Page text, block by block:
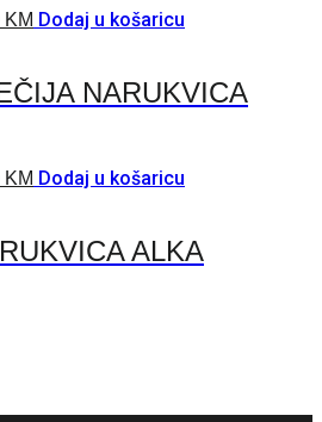
KM Dodaj u košaricu
NARUKVICA
KM Dodaj u košaricu
ALKA